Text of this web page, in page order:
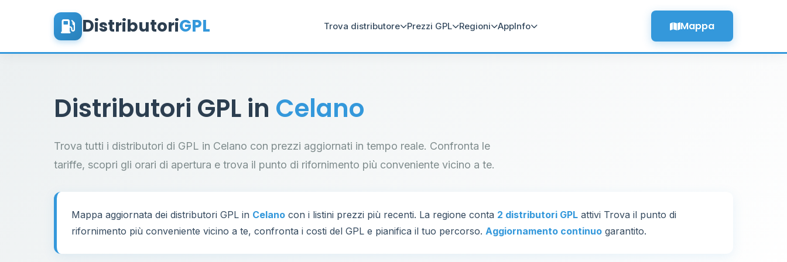
DistributoriGPL Trova distributore Prezzi GPL Regioni AppInfo Mappa
Distributori GPL in Celano
Trova tutti i distributori di GPL in Celano con prezzi aggiornati in tempo reale. Confronta le
tariffe, scopri gli orari di apertura e trova il punto di rifornimento più conveniente vicino a te.
Mappa aggiornata dei distributori GPL in Celano con i listini prezzi più recenti. La regione conta 2 distributori GPL attivi Trova il punto di
rifornimento più conveniente vicino a te, confronta i costi del GPL e pianifica il tuo percorso. Aggiornamento continuo garantito.
33